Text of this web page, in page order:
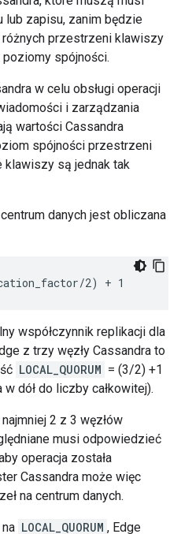
zapisu, zanim będzie
różnych przestrzeni klawiszy
spójności.
w celu obsługi operacji
i zarządzania
wartości Cassandra
spójności przestrzeni
klawiszy są jednak tak
danych jest obliczana
2) + 1
współczynnik replikacji dla
z trzy węzły Cassandra to
LOCAL_QUORUM = (3/2) +1
dół do liczby całkowitej).
2 z 3 węzłów
musi odpowiedzieć
operacja została
Cassandra może więc
na centrum danych.
LOCAL_QUORUM , Edge